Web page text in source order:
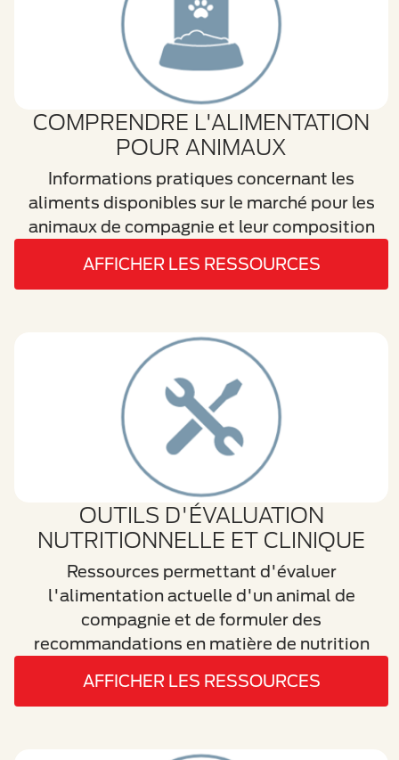
COMPRENDRE L'ALIMENTATION
POUR ANIMAUX
Informations pratiques concernant les
aliments disponibles sur le marché pour les
animaux de compagnie et leur composition
AFFICHER LES RESSOURCES
OUTILS D'ÉVALUATION
NUTRITIONNELLE ET CLINIQUE
Ressources permettant d'évaluer
l'alimentation actuelle d'un animal de
compagnie et de formuler des
recommandations en matière de nutrition
AFFICHER LES RESSOURCES